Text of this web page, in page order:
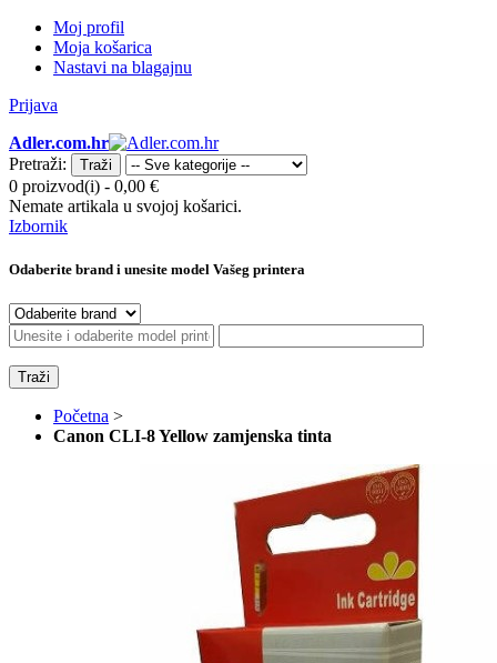
Moj profil
Moja košarica
Nastavi na blagajnu
Prijava
Adler.com.hr
Pretraži:
Traži
0 proizvod(i) - 0,00 €
Nemate artikala u svojoj košarici.
Izbornik
Odaberite brand i unesite model Vašeg printera
Traži
Početna >
Canon CLI-8 Yellow zamjenska tinta